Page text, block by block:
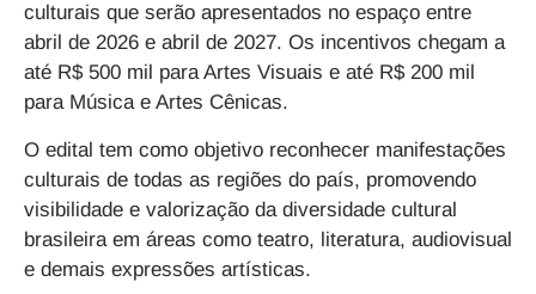
culturais que serão apresentados no espaço entre
abril de 2026 e abril de 2027. Os incentivos chegam a
até R$ 500 mil para Artes Visuais e até R$ 200 mil
para Música e Artes Cênicas.
O edital tem como objetivo reconhecer manifestações
culturais de todas as regiões do país, promovendo
visibilidade e valorização da diversidade cultural
brasileira em áreas como teatro, literatura, audiovisual
e demais expressões artísticas.